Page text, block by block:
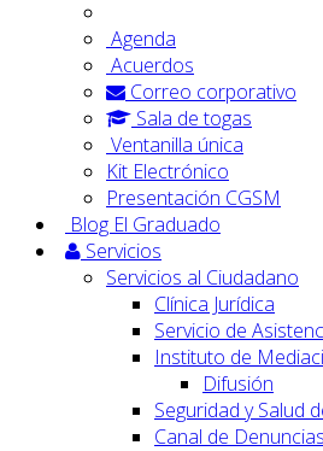
Agenda
Acuerdos
Correo corporativo
Sala de togas
Ventanilla única
Kit Electrónico
Presentación CGSM
Blog El Graduado
Servicios
Servicios al Ciudadano
Clínica Jurídica
Servicio de
Instituto de
Difusión
Seguridad y Salud
Canal de Denuncias